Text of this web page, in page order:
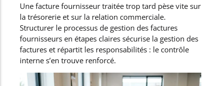
Une facture fournisseur traitée trop tard pèse vite sur
la trésorerie et sur la relation commerciale.
Structurer le processus de gestion des factures
fournisseurs en étapes claires sécurise la gestion des
factures et répartit les responsabilités : le contrôle
interne s’en trouve renforcé.